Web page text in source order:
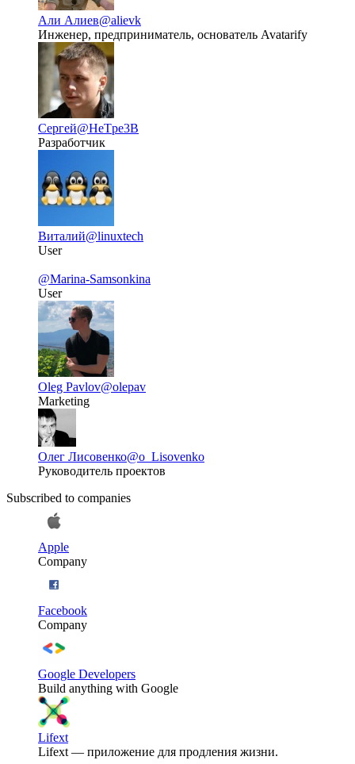
Али Алиев@alievk
Инженер, предприниматель, основатель Avatarify
Сергей@HeTpe3B
Разработчик
Виталий@linuxtech
User
@Marina-Samsonkina
User
Oleg Pavlov@olepav
Marketing
Олег Лисовенко@o_Lisovenko
Руководитель проектов
Subscribed to companies
Apple
Company
Facebook
Company
Google Developers
Build anything with Google
Lifext
Lifext — приложение для продления жизни.